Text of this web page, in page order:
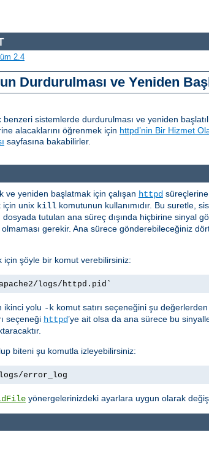
2.4
Durdurulması ve Yeniden
sistemlerde durdurulması ve yeniden
alacaklarını öğrenmek için httpd’nin Bir Hizmet
sayfasına bakabilirler.
yeniden başlatmak için çalışan httpd
için unix kill komutunun kullanımıdır. Bu suretle,
tutulan ana süreç dışında hiçbirine sinyal
gerekir. Ana sürece gönderebileceğiniz
için şöyle bir komut verebilirsiniz:
logs/httpd.pid`
ikinci yolu -k komut satırı seçeneğini şu
seçeneği httpd’ye ait olsa da ana sürece bu
biteni şu komutla izleyebilirsiniz:
error_log
yönergelerinizdeki ayarlara uygun olarak